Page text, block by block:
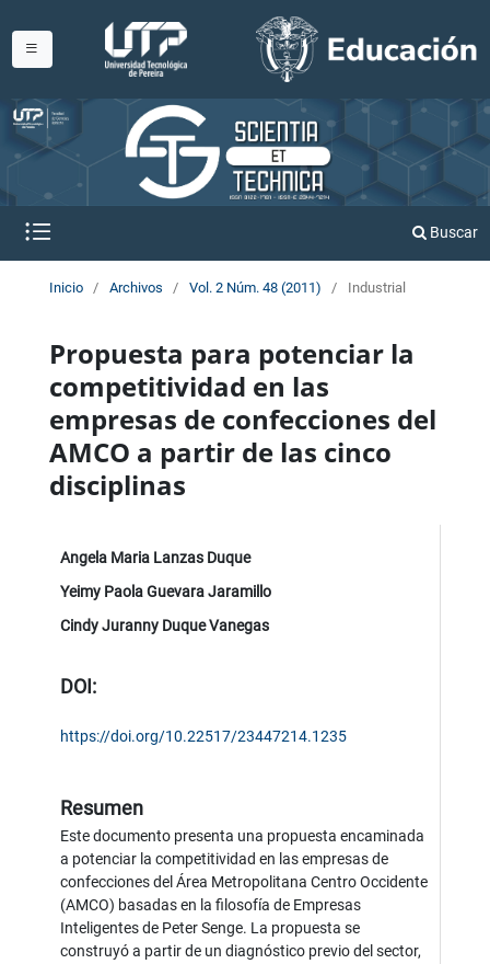
Buscar
Inicio / Archivos / Vol. 2 Núm. 48 (2011) / Industrial
Propuesta para potenciar la
competitividad en las
empresas de confecciones del
AMCO a partir de las cinco
disciplinas
Angela Maria Lanzas Duque
Yeimy Paola Guevara Jaramillo
Cindy Juranny Duque Vanegas
DOI:
https://doi.org/10.22517/23447214.1235
Resumen
Este documento presenta una propuesta encaminada
a potenciar la competitividad en las empresas de
confecciones del Área Metropolitana Centro Occidente
(AMCO) basadas en la filosofía de Empresas
Inteligentes de Peter Senge. La propuesta se
construyó a partir de un diagnóstico previo del sector,